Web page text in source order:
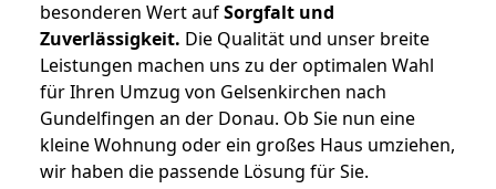
besonderen Wert aufSorgfalt und
Zuverlässigkeit. Die Qualität und unser breite
Leistungen machen uns zu der optimalen Wahl
für Ihren Umzug von Gelsenkirchen nach
Gundelfingen an der Donau. Ob Sie nun eine
kleine Wohnung oder ein großes Haus umziehen,
wir haben die passende Lösung für Sie.